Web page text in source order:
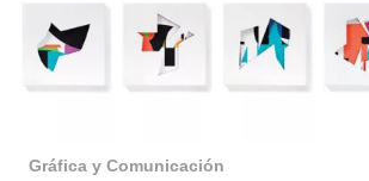
Gráfica y Comunicación